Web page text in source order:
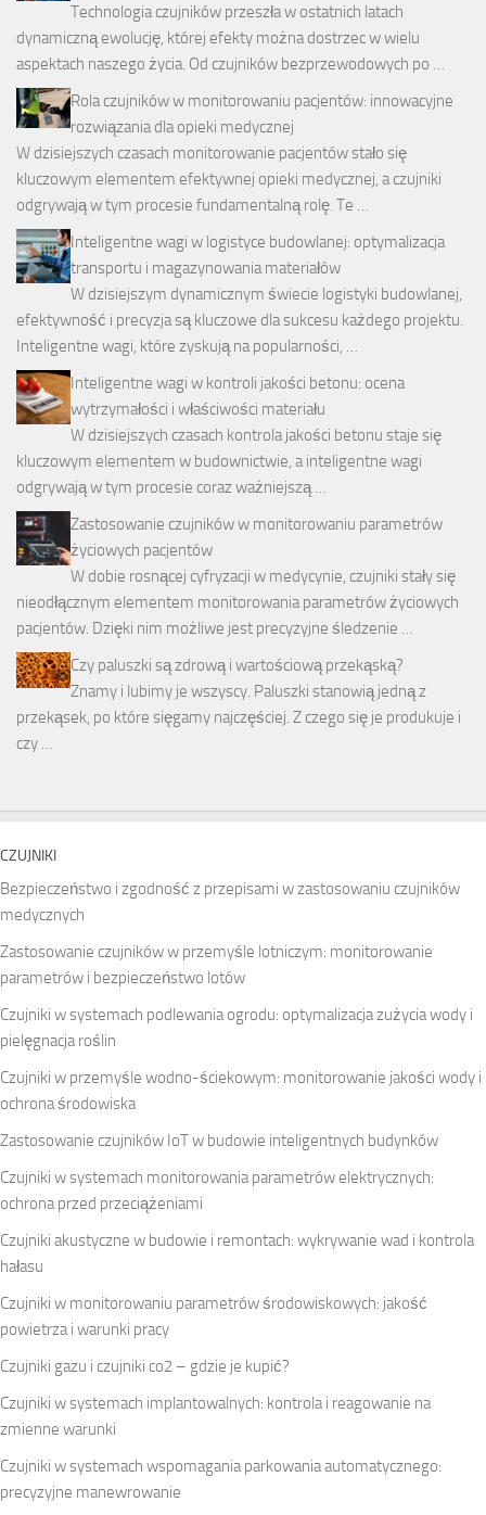
Technologia czujników przeszła w ostatnich latach
dynamiczną ewolucję, której efekty można dostrzec w wielu
aspektach naszego życia. Od czujników bezprzewodowych po …
Rola czujników w monitorowaniu pacjentów: innowacyjne
rozwiązania dla opieki medycznej
W dzisiejszych czasach monitorowanie pacjentów stało się
kluczowym elementem efektywnej opieki medycznej, a czujniki
odgrywają w tym procesie fundamentalną rolę. Te …
Inteligentne wagi w logistyce budowlanej: optymalizacja
transportu i magazynowania materiałów
W dzisiejszym dynamicznym świecie logistyki budowlanej,
efektywność i precyzja są kluczowe dla sukcesu każdego projektu.
Inteligentne wagi, które zyskują na popularności, …
Inteligentne wagi w kontroli jakości betonu: ocena
wytrzymałości i właściwości materiału
W dzisiejszych czasach kontrola jakości betonu staje się
kluczowym elementem w budownictwie, a inteligentne wagi
odgrywają w tym procesie coraz ważniejszą …
Zastosowanie czujników w monitorowaniu parametrów
życiowych pacjentów
W dobie rosnącej cyfryzacji w medycynie, czujniki stały się
nieodłącznym elementem monitorowania parametrów życiowych
pacjentów. Dzięki nim możliwe jest precyzyjne śledzenie …
Czy paluszki są zdrową i wartościową przekąską?
Znamy i lubimy je wszyscy. Paluszki stanowią jedną z
przekąsek, po które sięgamy najczęściej. Z czego się je produkuje i
czy …
CZUJNIKI
Bezpieczeństwo i zgodność z przepisami w zastosowaniu czujników
medycznych
Zastosowanie czujników w przemyśle lotniczym: monitorowanie
parametrów i bezpieczeństwo lotów
Czujniki w systemach podlewania ogrodu: optymalizacja zużycia wody i
pielęgnacja roślin
Czujniki w przemyśle wodno-ściekowym: monitorowanie jakości wody i
ochrona środowiska
Zastosowanie czujników IoT w budowie inteligentnych budynków
Czujniki w systemach monitorowania parametrów elektrycznych:
ochrona przed przeciążeniami
Czujniki akustyczne w budowie i remontach: wykrywanie wad i kontrola
hałasu
Czujniki w monitorowaniu parametrów środowiskowych: jakość
powietrza i warunki pracy
Czujniki gazu i czujniki co2 – gdzie je kupić?
Czujniki w systemach implantowalnych: kontrola i reagowanie na
zmienne warunki
Czujniki w systemach wspomagania parkowania automatycznego:
precyzyjne manewrowanie